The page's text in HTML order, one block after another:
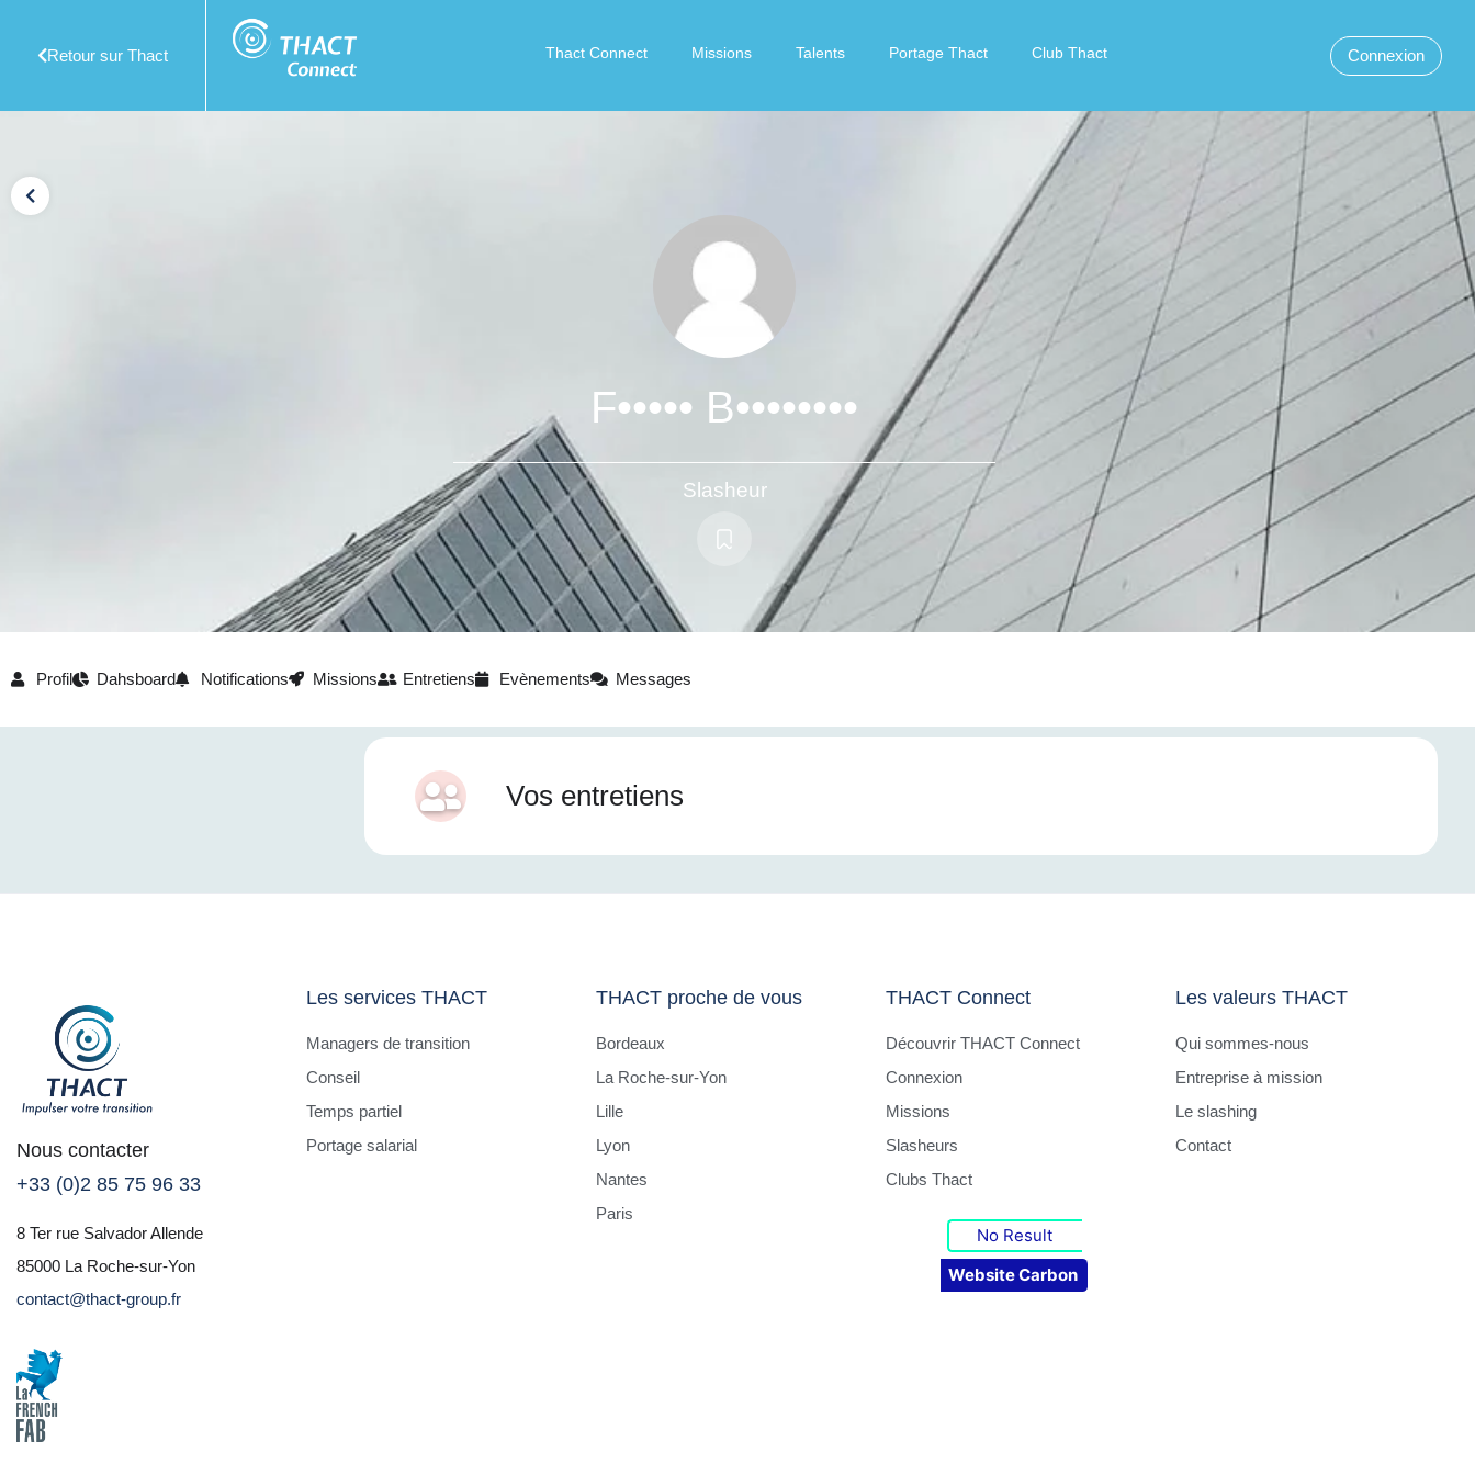
Retour sur Thact Thact Connect Missions Talents Portage Thact Club Thact Connexion
F••••• B••••••••
Slasheur
Profil Dahsboard Notifications Missions Entretiens Evènements Messages
Vos entretiens
Nous contacter
+33 (0)2 85 75 96 33
8 Ter rue Salvador Allende
85000 La Roche-sur-Yon
contact@thact-group.fr
Les services THACT
Managers de transition
Conseil
Temps partiel
Portage salarial
THACT proche de vous
Bordeaux
La Roche-sur-Yon
Lille
Lyon
Nantes
Paris
THACT Connect
Découvrir THACT Connect
Connexion
Missions
Slasheurs
Clubs Thact
No Result
Website Carbon
Les valeurs THACT
Qui sommes-nous
Entreprise à mission
Le slashing
Contact